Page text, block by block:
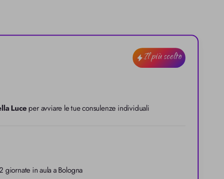
Il più scelto
Luce per avviare le tue consulenze individuali
giornate in aula a Bologna